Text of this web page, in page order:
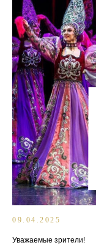
09.04.2025
Уважаемые зрители!